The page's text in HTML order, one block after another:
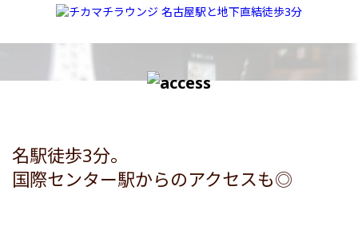
名駅徒歩3分。
国際センター駅からのアクセスも◎